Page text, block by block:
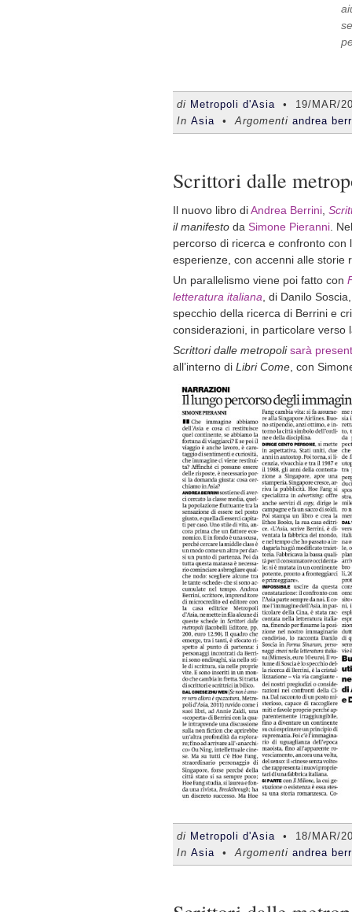
di Metropoli d'Asia • 19/MAR/
In Asia • Argomenti andrea
Scrittori dalle
Il nuovo libro diAndrea Berrini
il manifesto da Simone Pieranni .
percorso di ricerca e confronto con
esperienze, con accenni alle storie
Un parallelismo viene poi fatto con
letteratura italiana , di Danilo
specchio della ricerca di Berrini e
considerazioni, in particolare verso
Scrittori dalle metropoli sarà
all’interno di Libri Come , con
di Metropoli d'Asia • 18/MAR/
In Asia • Argomenti andrea